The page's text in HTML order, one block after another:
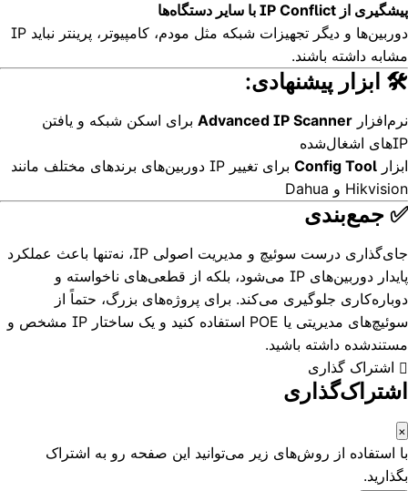
پیشگیری از IP Conflict با سایر دستگاه‌ها
دوربین‌ها و دیگر تجهیزات شبکه مثل مودم، کامپیوتر، پرینتر نباید IP
مشابه داشته باشند.
🛠 ابزار پیشنهادی:
نرم‌افزار Advanced IP Scanner برای اسکن شبکه و یافتن
IPهای اشغال‌شده
ابزار Config Tool
برای تغییر IP دوربین‌های برندهای مختلف مانند
Hikvision و Dahua
✅ جمع‌بندی
جای‌گذاری درست سوئیچ و مدیریت اصولی IP، نه‌تنها باعث عملکرد
پایدار دوربین‌های IP می‌شود، بلکه از قطعی‌های ناخواسته و
دوباره‌کاری جلوگیری می‌کند. برای پروژه‌های بزرگ، حتماً از
سوئیچ‌های مدیریتی یا POE استفاده کنید و یک ساختار IP مشخص و
مستندشده داشته باشید.
اشتراک گذاری
اشتراک‌گذاری
×
با استفاده از روش‌های زیر می‌توانید این صفحه رو به اشتراک
بگذارید.